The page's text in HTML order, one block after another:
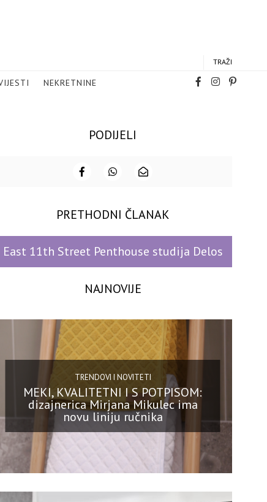
TRAŽI
NEKRETNINE
PODIJELI
PRETHODNI ČLANAK
East 11th Street Penthouse studija Delos
NAJNOVIJE
TRENDOVI I NOVITETI
MEKI, KVALITETNI I S POTPISOM:
dizajnerica Mirjana Mikulec ima
novu liniju ručnika